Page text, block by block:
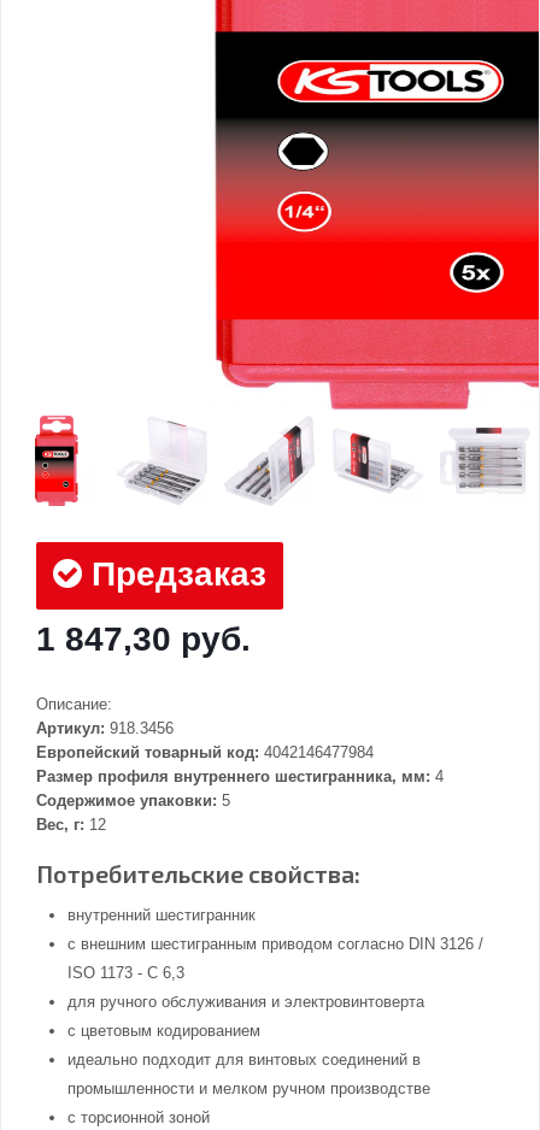
Предзаказ
1 847,30 руб.
Описание:
Артикул: 918.3456
Европейский товарный код: 4042146477984
Размер профиля внутреннего шестигранника, мм: 4
Содержимое упаковки: 5
Вес, г: 12
Потребительские свойства:
внутренний шестигранник
с внешним шестигранным приводом согласно DIN 3126 /
ISO 1173 - C 6,3
для ручного обслуживания и электровинтоверта
с цветовым кодированием
идеально подходит для винтовых соединений в
промышленности и мелком ручном производстве
с торсионной зоной